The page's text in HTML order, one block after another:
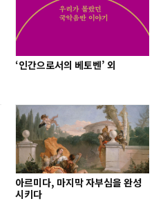
‘인간으로서의 베토벤’ 외
아르미다, 마지막 자부심을 완성
시키다